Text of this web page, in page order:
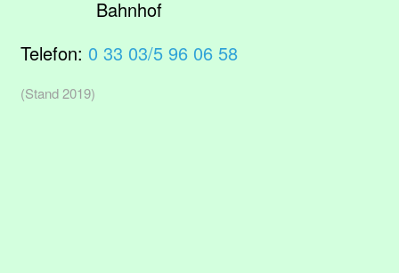
Bahnhof
Telefon: 0 33 03/5 96 06 58
(Stand 2019)